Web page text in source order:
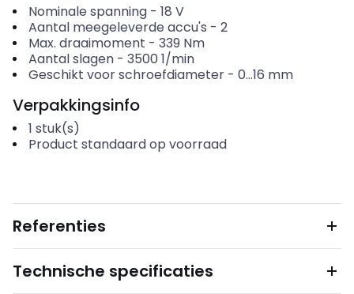
Nominale spanning- 18 V
Aantal meegeleverde accu's - 2
Max. draaimoment - 339 Nm
Aantal slagen- 3500 1/min
Geschikt voor schroefdiameter- 0...16 mm
Verpakkingsinfo
1 stuk(s)
Product standaard op voorraad
Referenties
Technische specificaties